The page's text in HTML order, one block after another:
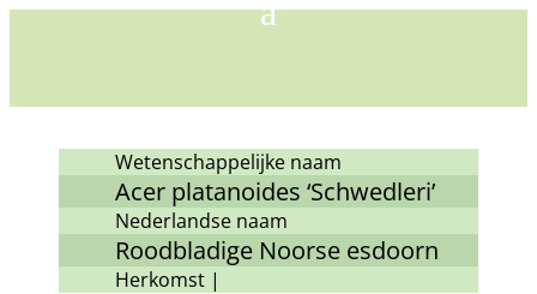
Wetenschappelijke naam
Acer platanoides ‘Schwedleri’
Nederlandse naam
Roodbladige Noorse esdoorn
Herkomst |